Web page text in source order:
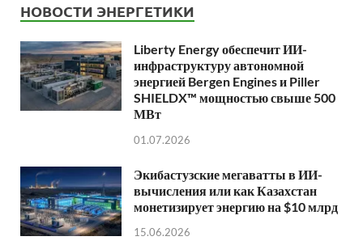
НОВОСТИ ЭНЕРГЕТИКИ
Liberty Energy обеспечит ИИ-
инфраструктуру автономной
энергией Bergen Engines и Piller
SHIELDX™ мощностью свыше 500
МВт
01.07.2026
Экибастузские мегаватты в ИИ-
вычисления или как Казахстан
монетизирует энергию на $10 млрд
15.06.2026